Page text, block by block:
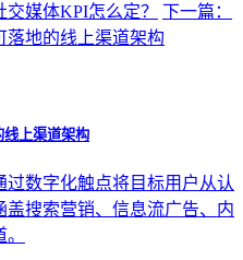
媒体KPI怎么定？
下一篇：
落地的线上渠道架构
线上渠道架构
过数字化触点将目标用户从认
搜索营销、信息流广告、内